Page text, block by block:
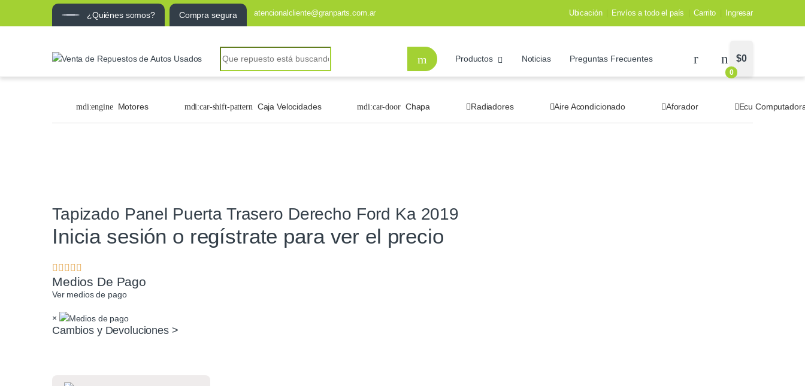
¿Quiénes somos? Compra segura atencionalcliente@granparts.com.ar Ubicación Envíos a todo el país Carrito Ingresar
Productos Noticias Preguntas Frecuentes
0
$0
Motores Caja Velocidades Chapa Radiadores Aire Acondicionado Aforador Ecu
Tapizado Panel Puerta Trasero Derecho Ford Ka 2019
Inicia sesión o regístrate para ver el precio
Medios De Pago
Ver medios de pago
×
Cambios y Devoluciones >